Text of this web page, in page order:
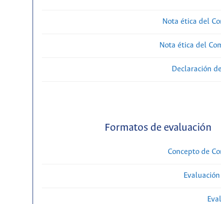
Nota ética del
Nota ética del
Declaración
Formatos de evaluación
Concepto de